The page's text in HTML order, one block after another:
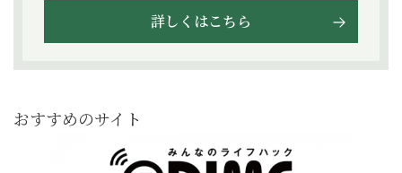
詳しくはこちら
おすすめのサイト